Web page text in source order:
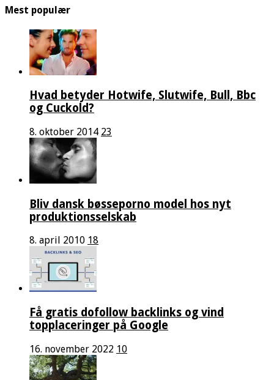
Mest populær
Hvad betyder Hotwife, Slutwife, Bull, Bbc
og Cuckold?
8. oktober 2014 23
Bliv dansk bøsseporno model hos nyt
produktionsselskab
8. april 2010 18
Få gratis dofollow backlinks og vind
topplaceringer på Google
16. november 2022 10